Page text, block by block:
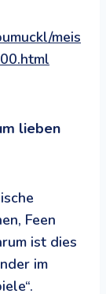
meis
lieben
Feen
ist dies
im